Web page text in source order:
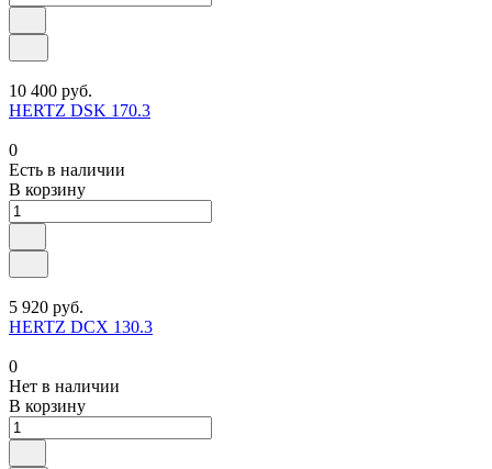
10 400 руб.
HERTZ DSK 170.3
0
Есть в наличии
В корзину
5 920 руб.
HERTZ DCX 130.3
0
Нет в наличии
В корзину